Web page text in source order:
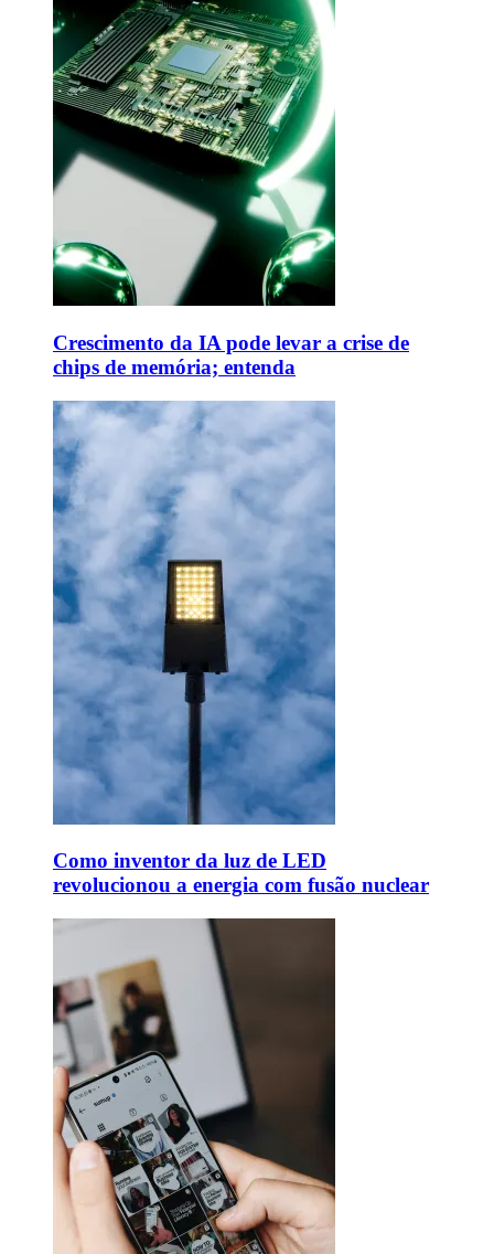
Crescimento da IA pode levar a crise de
chips de memória; entenda
Como inventor da luz de LED
revolucionou a energia com fusão nuclear